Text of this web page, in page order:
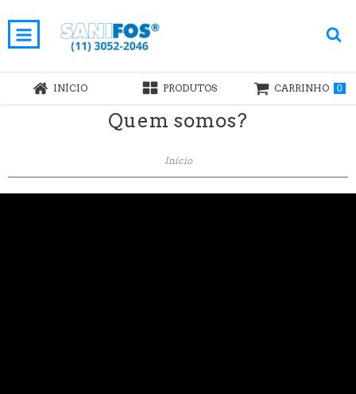
INÍCIO PRODUTOS CARRINHO 0
Quem somos?
Início